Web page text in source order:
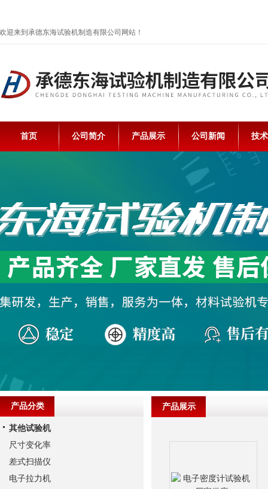
欢迎来到承德东海试验机制造有限公司网站！
首页 公司简介 产品展示 公司新闻 技
产品展示
产品分类
其他试验机
尺寸变化率
差式扫描仪
电子拉力机